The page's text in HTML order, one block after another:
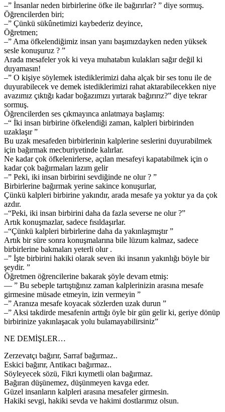
–” İnsanlar neden birbirlerine öfke ile bağırırlar? ” diye sormuş.
Öğrencilerden biri;
–” Çünkü sükûnetimizi kaybederiz deyince,
Öğretmen;
–” Ama öfkelendiğimiz insan yanı başımızdayken neden yüksek
sesle konuşuruz ? ”
Arada mesafeler yok ki veya muhatabın kulakları sağır değil ki
duyamasın!
–” O kişiye söylemek istediklerimizi daha alçak bir ses tonu ile de
duyurabilecek ve demek istediklerimizi rahat aktarabilecekken niye
avazımız çıktığı kadar boğazımızı yırtarak bağırırız?” diye tekrar
sormuş.
Öğrencilerden ses çıkmayınca anlatmaya başlamış:
–“ İki insan birbirine öfkelendiği zaman, kalpleri birbirinden
uzaklaşır ”
Bu uzak mesafeden birbirlerinin kalplerine seslerini duyurabilmek
için bağırmak mecburiyetinde kalırlar.
Ne kadar çok öfkelenirlerse, açılan mesafeyi kapatabilmek için o
kadar çok bağırmaları lazım gelir
–” Peki, iki insan birbirini sevdiğinde ne olur ? ”
Birbirlerine bağırmak yerine sakince konuşurlar,
Çünkü kalpleri birbirine yakındır, arada mesafe ya yoktur ya da çok
azdır.
–“Peki, iki insan birbirini daha da fazla severse ne olur ?”
Artık konuşmazlar, sadece fısıldaşırlar.
–“Çünkü kalpleri birbirlerine daha da yakınlaşmıştır ”
Artık bir süre sonra konuşmalarına bile lüzum kalmaz, sadece
birbirlerine bakmaları yeterli olur .
–” İşte birbirini hakiki olarak seven iki insanın yakınlığı böyle bir
şeydir. ”
Öğretmen öğrencilerine bakarak şöyle devam etmiş:
— ” Bu sebeple tartıştığınız zaman kalplerinizin arasına mesafe
girmesine müsade etmeyin, izin vermeyin ”
–” Aranıza mesafe koyacak sözlerden uzak durun ”
–” Aksi takdirde mesafenin arttığı öyle bir gün gelir ki, geriye dönüp
birbirinize yakınlaşacak yolu bulamayabilirsiniz”
NE DEMİŞLER…
Zerzevatçı bağırır, Sarraf bağırmaz..
Eskici bağırır, Antikacı bağırmaz..
Söyleyecek sözü, Fikri kıymetli olan bağırmaz.
Bağıran düşünemez, düşünmeyen kavga eder.
Güzel insanların kalpleri arasına mesafeler girmesin.
Hakiki sevgi, hakiki sevda ve hakimi dostlarımız olsun.